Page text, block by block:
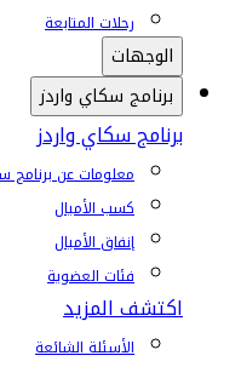
رحلات المتابعة
الوجهات
برنامج سكاي واردز
برنامج سكاي واردز
معلومات عن برنامج
كسب الأميال
إنفاق الأميال
فئات العضوية
اكتشف المزيد
الأسئلة الشائعة